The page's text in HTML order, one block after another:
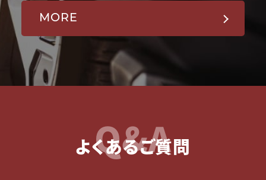
MORE
Q&A
よくあるご質問